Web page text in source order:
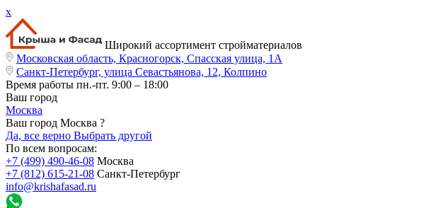
x
Широкий ассортимент стройматериалов
Московская область, Красногорск, Спасская улица, 1А
Санкт-Петербург, улица Севастьянова, 12, Колпино
Время работы пн.-пт. 9:00 – 18:00
Ваш город
Москва
Ваш город Москва ?
Да, все верно Выбрать другой
По всем вопросам:
+7 (499) 490-46-08 Москва
+7 (812) 615-21-08 Санкт-Петербург
info@krishafasad.ru